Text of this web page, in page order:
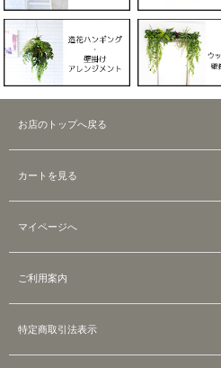
お店のトップへ戻る
カートを見る
マイページへ
ご利用案内
特定商取引法表示